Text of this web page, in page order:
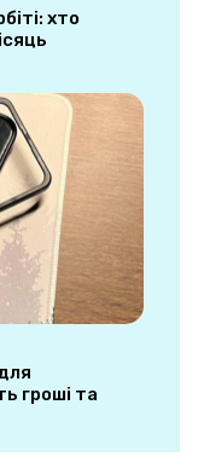
хто
гроші та